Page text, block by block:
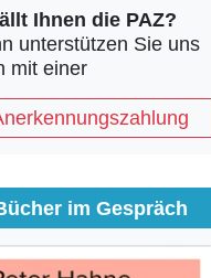
Ihnen die PAZ?
unterstützen Sie uns
mit einer
im Gespräch